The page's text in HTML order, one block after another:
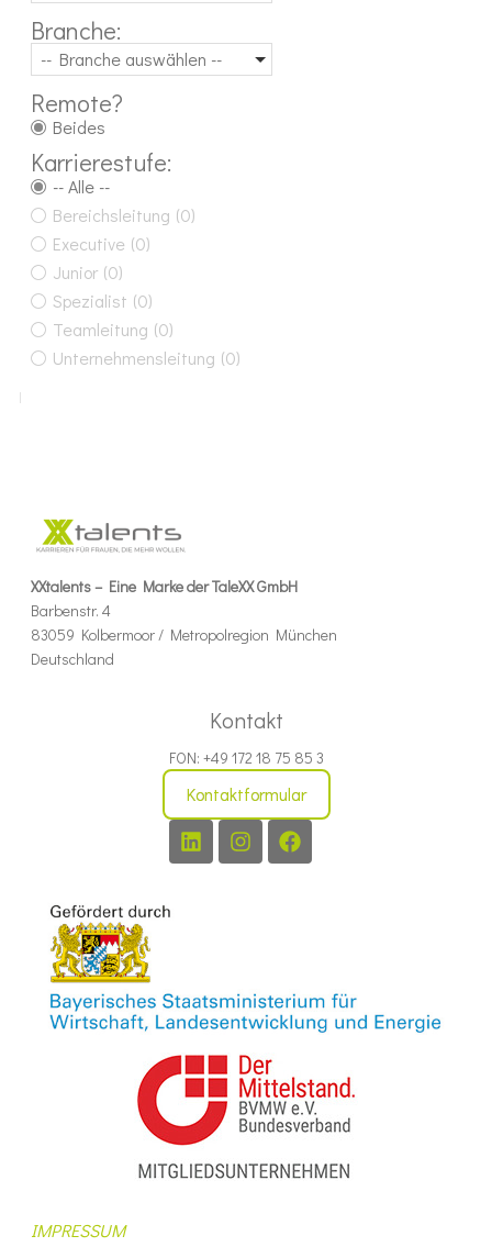
Branche:
-- Branche auswählen --
Remote?
Beides
Karrierestufe:
-- Alle --
Bereichsleitung (0)
Executive (0)
Junior (0)
Spezialist (0)
Teamleitung (0)
Unternehmensleitung (0)
XXtalents – Eine Marke der TaleXX GmbH
Barbenstr. 4
83059 Kolbermoor / Metropolregion München
Deutschland
Kontakt
FON: +49 172 18 75 85 3
Kontaktformular
IMPRESSUM